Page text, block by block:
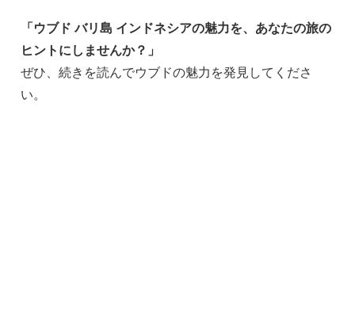
「ウブド バリ島 インドネシアの魅力を、あなたの旅の
ヒントにしませんか？」
ぜひ、続きを読んでウブドの魅力を発見してくださ
い。